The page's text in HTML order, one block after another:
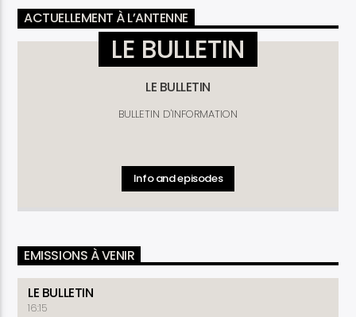
ACTUELLEMENT À L’ANTENNE
LE BULLETIN
LE BULLETIN
BULLETIN D'INFORMATION
Info and episodes
EMISSIONS À VENIR
LE BULLETIN
16:15